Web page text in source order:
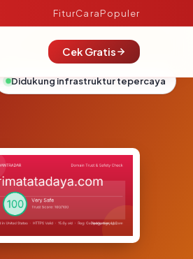
FiturCaraPopuler
Cek Gratis
Didukung infrastruktur tepercaya